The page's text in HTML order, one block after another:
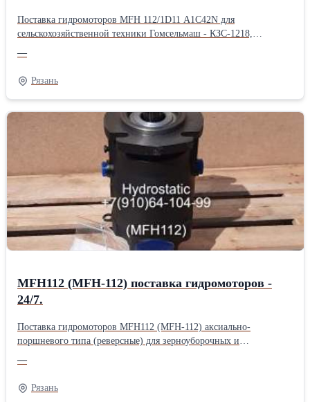
Поставка гидромоторов MFH 112/1D11 A1C42N для
сельскохозяйственной техники Гомсельмаш - КЗС-1218,
комбайнов Ростсельмаш - Дон-1500Б и Вектор-410 и другой
спецтехники. Маркировка: MFH 112/1D11 A1C42N Старая
маркировка: MP112.2/D2B42 У1 Серия: H Масло: МГЕ–46В ТУ
38.001347-83 или масло марки «А» ТУ 38.1011282-89.
Количество шлицев гидромотора: 23 шт. Гидромоторы MFH
112/1D11 A1C42N предназначенны для работы в системе ГСТ-112
в замкнутом контуре с насосами и тандем
насосами PVH112 (ТН-112-2). Агрегаты реверсные с креплением
шланг РВД под болт полуфланцев гидромотора M12. Агрегаты в
наличии. Экспресс поставка гидромоторов MFH 112/1D11
A1C42N для эффективной уборки урожая и заготовки кормов
КФХ - 24/7.MFH 112/1D11 A1C42N: (MFH112) Длина: 22 см
Ширина: 22 см Высота: 45 см Вес: 47 кг Способ упаковки:
Паллетный борт.
—
Рязань
MFH112 (MFH-112) поставка гидромоторов -
24/7.
Поставка гидромоторов MFH112 (MFH-112) аксиально-
поршневого типа (реверсные) для зерноуборочных и
Гидромоторы реверсные с наличием клапанной коробки.
Маркировка гидромоторов - MFH 112/1D11 A1C42N
(MP112.2/D2B42 У1) Серия - H Количество шлицев гидромотора
—
Рязань